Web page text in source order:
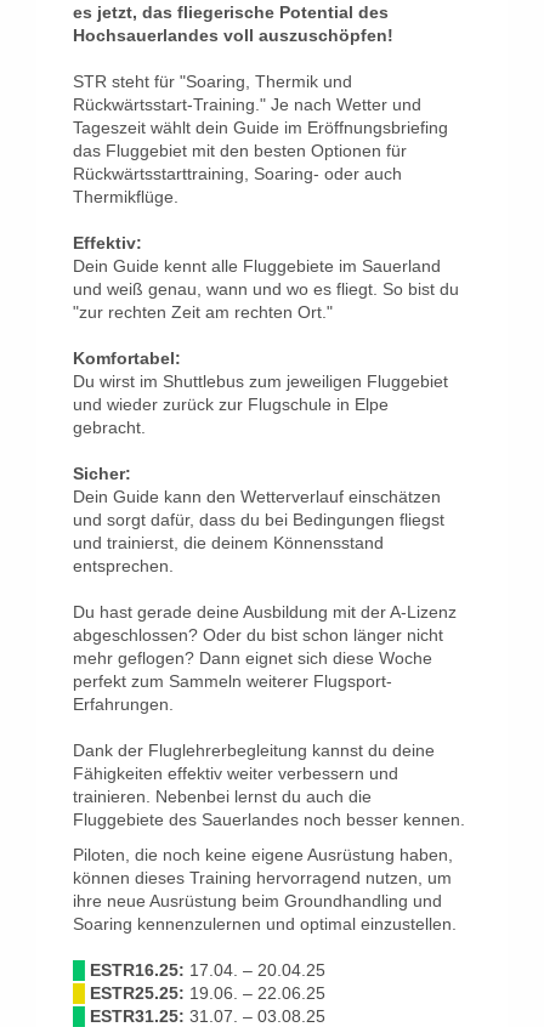
es jetzt, das fliegerische Potential des
Hochsauerlandes voll auszuschöpfen!
STR steht für "Soaring, Thermik und
Rückwärtsstart-Training." Je nach Wetter und
Tageszeit wählt dein Guide im Eröffnungsbriefing
das Fluggebiet mit den besten Optionen für
Rückwärtsstarttraining, Soaring- oder auch
Thermikflüge.
Effektiv:
Dein Guide kennt alle Fluggebiete im Sauerland
und weiß genau, wann und wo es fliegt. So bist du
"zur rechten Zeit am rechten Ort."
Komfortabel:
Du wirst im Shuttlebus zum jeweiligen Fluggebiet
und wieder zurück zur Flugschule in Elpe
gebracht.
Sicher:
Dein Guide kann den Wetterverlauf einschätzen
und sorgt dafür, dass du bei Bedingungen fliegst
und trainierst, die deinem Könnensstand
entsprechen.
Du hast gerade deine Ausbildung mit der A-Lizenz
abgeschlossen? Oder du bist schon länger nicht
mehr geflogen? Dann eignet sich diese Woche
perfekt zum Sammeln weiterer Flugsport-
Erfahrungen.
Dank der Fluglehrerbegleitung kannst du deine
Fähigkeiten effektiv weiter verbessern und
trainieren. Nebenbei lernst du auch die
Fluggebiete des Sauerlandes noch besser kennen.
Piloten, die noch keine eigene Ausrüstung haben,
können dieses Training hervorragend nutzen, um
ihre neue Ausrüstung beim Groundhandling und
Soaring kennenzulernen und optimal einzustellen.
ESTR16.25: 17.04. – 20.04.25
ESTR25.25: 19.06. – 22.06.25
ESTR31.25: 31.07. – 03.08.25